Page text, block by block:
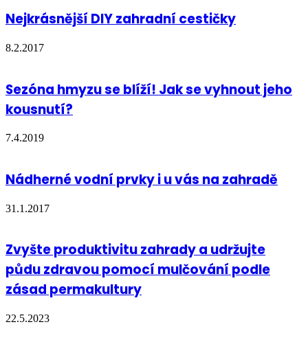
Nejkrásnější DIY zahradní cestičky
8.2.2017
Sezóna hmyzu se blíží! Jak se vyhnout jeho
kousnutí?
7.4.2019
Nádherné vodní prvky i u vás na zahradě
31.1.2017
Zvyšte produktivitu zahrady a udržujte
půdu zdravou pomocí mulčování podle
zásad permakultury
22.5.2023